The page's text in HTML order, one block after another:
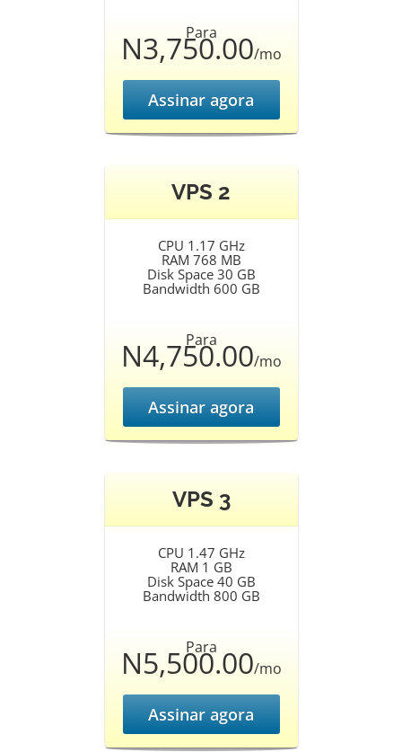
Para
N3,750.00/mo
Assinar agora
VPS 2
CPU 1.17 GHz
RAM 768 MB
Disk Space 30 GB
Bandwidth 600 GB
Para
N4,750.00/mo
Assinar agora
VPS 3
CPU 1.47 GHz
RAM 1 GB
Disk Space 40 GB
Bandwidth 800 GB
Para
N5,500.00/mo
Assinar agora